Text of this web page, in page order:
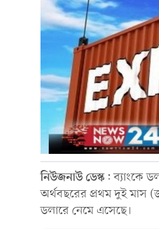
নিউজনাউডেস্ক : ব্যাংকে
অর্থবছরের প্রথম দুই মাস
ডলারে নেমে এসেছে।